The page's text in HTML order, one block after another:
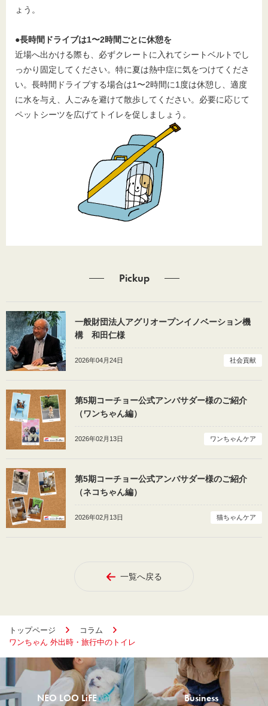
ょう。
●長時間ドライブは1〜2時間ごとに休憩を
近場へ出かける際も、必ずクレートに入れてシートベルトでし
っかり固定してください。特に夏は熱中症に気をつけてくださ
い。長時間ドライブする場合は1〜2時間に1度は休憩し、適度
に水を与え、人ごみを避けて散歩してください。必要に応じて
ペットシーツを広げてトイレを促しましょう。
Pickup
一般財団法人アグリオープンイノベーション機
構 和田仁様
2026年04月24日 社会貢献
第5期コーチョー公式アンバサダー様のご紹介
（ワンちゃん編）
2026年02月13日 ワンちゃんケア
第5期コーチョー公式アンバサダー様のご紹介
（ネコちゃん編）
2026年02月13日 猫ちゃんケア
一覧へ戻る
トップページ
コラム
ワンちゃん 外出時・旅行中のトイレ
NEO LOO LiFE Business